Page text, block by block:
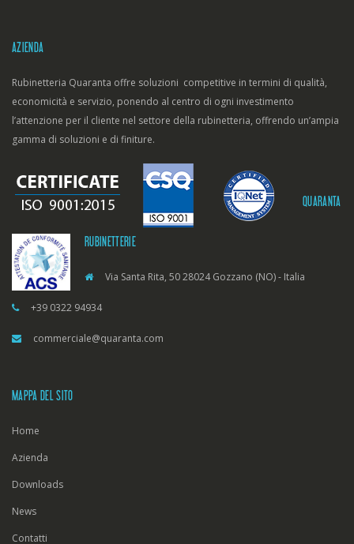
AZIENDA
Rubinetteria Quaranta offre soluzioni competitive in termini di qualità,
economicità e servizio, ponendo al centro di ogni investimento
l’attenzione per il cliente nel settore della rubinetteria, offrendo un’ampia
gamma di soluzioni e di finiture.
QUARANTA
RUBINETTERIE
Via Santa Rita, 50 28024 Gozzano (NO) - Italia
+39 0322 94934
commerciale@quaranta.com
MAPPA DEL SITO
Home
Azienda
Downloads
News
Contatti